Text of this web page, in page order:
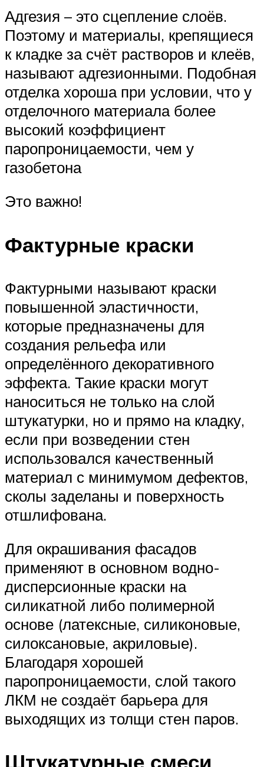
Адгезия – это сцепление слоёв.
Поэтому и материалы, крепящиеся
к кладке за счёт растворов и клеёв,
называют адгезионными. Подобная
отделка хороша при условии, что у
отделочного материала более
высокий коэффициент
паропроницаемости, чем у
газобетона
Это важно!
Фактурные краски
Фактурными называют краски
повышенной эластичности,
которые предназначены для
создания рельефа или
определённого декоративного
эффекта. Такие краски могут
наноситься не только на слой
штукатурки, но и прямо на кладку,
если при возведении стен
использовался качественный
материал с минимумом дефектов,
сколы заделаны и поверхность
отшлифована.
Для окрашивания фасадов
применяют в основном водно-
дисперсионные краски на
силикатной либо полимерной
основе (латексные, силиконовые,
силоксановые, акриловые).
Благодаря хорошей
паропроницаемости, слой такого
ЛКМ не создаёт барьера для
выходящих из толщи стен паров.